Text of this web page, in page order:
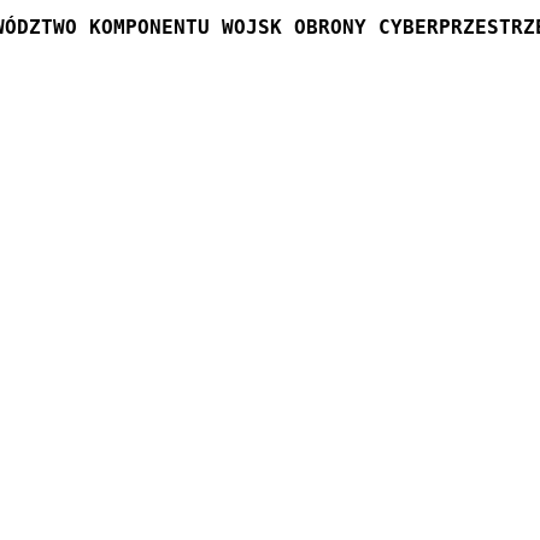
KOMPONENTU WOJSK OBRONY